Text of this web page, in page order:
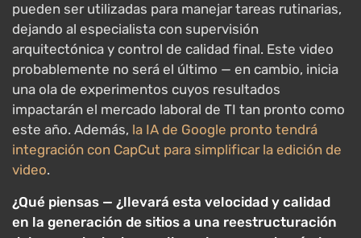
pueden ser utilizadas para manejar tareas rutinarias,
dejando al especialista con supervisión
arquitectónica y control de calidad final. Este video
probablemente no será el último — en cambio, inicia
una ola de experimentos cuyos resultados
impactarán el mercado laboral de TI tan pronto como
este año. Además, la IA de Google pronto tendrá
integración con CapCut para simplificar la edición de
video.
¿Qué piensas — ¿llevará esta velocidad y calidad
en la generación de sitios a una reestructuración